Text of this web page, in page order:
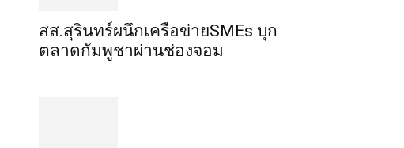
สส.สุรินทร์ผนึกเครือข่ายSMEs บุก
ตลาดกัมพูชาผ่านช่องจอม